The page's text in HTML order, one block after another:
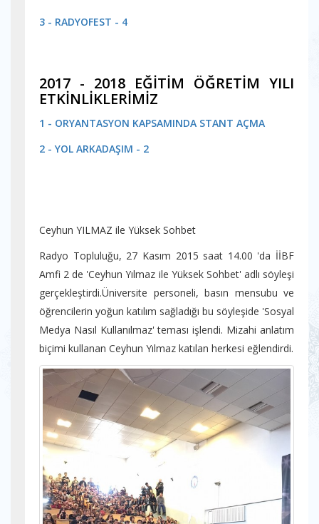
3 - RADYOFEST - 4
2017 - 2018 EĞİTİM ÖĞRETİM YILI
ETKİNLİKLERİMİZ
1 - ORYANTASYON KAPSAMINDA STANT AÇMA
2 - YOL ARKADAŞIM - 2
Ceyhun YILMAZ ile Yüksek Sohbet
Radyo Topluluğu, 27 Kasım 2015 saat 14.00 'da İİBF
Amfi 2 de 'Ceyhun Yılmaz ile Yüksek Sohbet' adlı söyleşi
gerçekleştirdi.Üniversite personeli, basın mensubu ve
öğrencilerin yoğun katılım sağladığı bu söyleşide 'Sosyal
Medya Nasıl Kullanılmaz' teması işlendi. Mizahi anlatım
biçimi kullanan Ceyhun Yılmaz katılan herkesi eğlendirdi.